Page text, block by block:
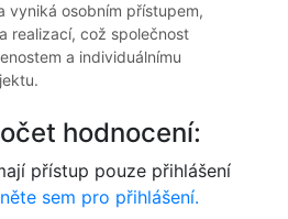
vyniká osobním přístupem,
realizací, což společnost
a individuálnímu
hodnocení:
přístup pouze přihlášení
sem pro přihlášení.